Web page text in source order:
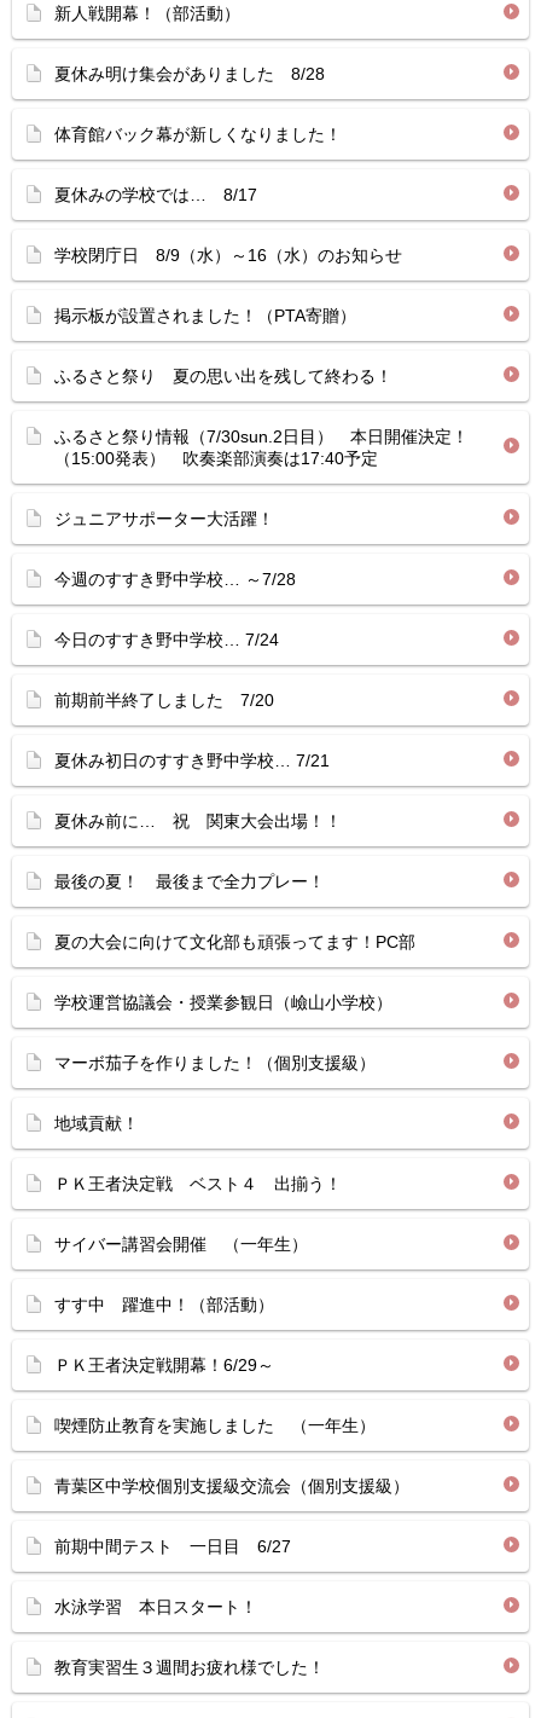
新人戦開幕！（部活動）
夏休み明け集会がありました 8/28
体育館バック幕が新しくなりました！
夏休みの学校では… 8/17
学校閉庁日 8/9（水）～16（水）のお知らせ
掲示板が設置されました！（PTA寄贈）
ふるさと祭り 夏の思い出を残して終わる！
ふるさと祭り情報（7/30sun.2日目） 本日開催決定！
（15:00発表） 吹奏楽部演奏は17:40予定
ジュニアサポーター大活躍！
今週のすすき野中学校… ～7/28
今日のすすき野中学校… 7/24
前期前半終了しました 7/20
夏休み初日のすすき野中学校… 7/21
夏休み前に… 祝 関東大会出場！！
最後の夏！ 最後まで全力プレー！
夏の大会に向けて文化部も頑張ってます！PC部
学校運営協議会・授業参観日（嶮山小学校）
マーボ茄子を作りました！（個別支援級）
地域貢献！
ＰＫ王者決定戦 ベスト４ 出揃う！
サイバー講習会開催 （一年生）
すす中 躍進中！（部活動）
ＰＫ王者決定戦開幕！6/29～
喫煙防止教育を実施しました （一年生）
青葉区中学校個別支援級交流会（個別支援級）
前期中間テスト 一日目 6/27
水泳学習 本日スタート！
教育実習生３週間お疲れ様でした！